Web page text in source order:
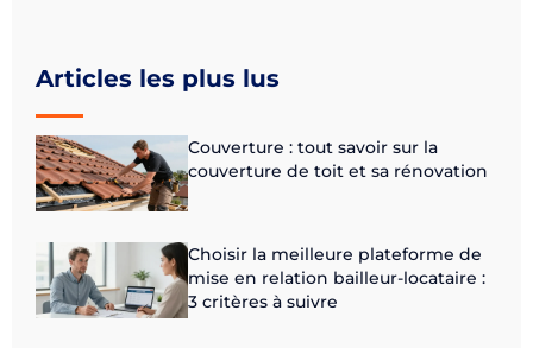
Articles les plus lus
Couverture : tout savoir sur la
couverture de toit et sa rénovation
Choisir la meilleure plateforme de
mise en relation bailleur-locataire :
3 critères à suivre